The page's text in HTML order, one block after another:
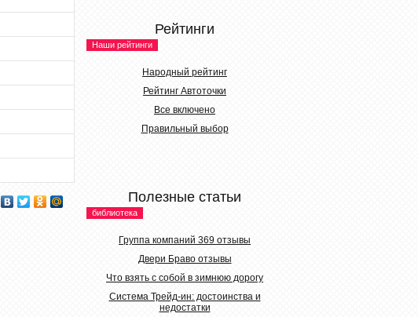
Рейтинги
Наши рейтинги
Народный рейтинг
Рейтинг Автоточки
Все включено
Правильный выбор
Полезные статьи
библиотека
Группа компаний 369 отзывы
Двери Браво отзывы
Что взять с собой в зимнюю дорогу
Система Трейд-ин: достоинства и
недостатки